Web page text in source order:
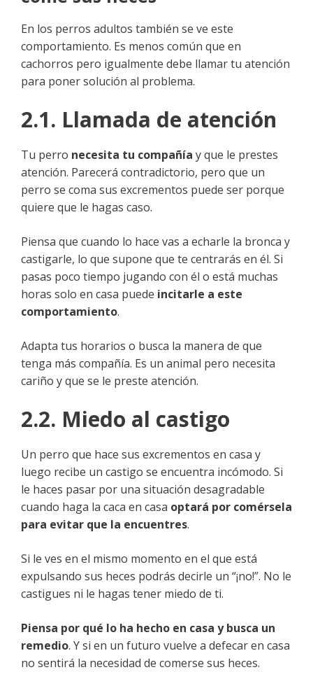
En los perros adultos también se ve este
comportamiento. Es menos común que en
cachorros pero igualmente debe llamar tu atención
para poner solución al problema.
2.1. Llamada de atención
Tu perro necesita tu compañía y que le prestes
atención. Parecerá contradictorio, pero que un
perro se coma sus excrementos puede ser porque
quiere que le hagas caso.
Piensa que cuando lo hace vas a echarle la bronca y
castigarle, lo que supone que te centrarás en él. Si
pasas poco tiempo jugando con él o está muchas
horas solo en casa puede incitarle a este
comportamiento.
Adapta tus horarios o busca la manera de que
tenga más compañía. Es un animal pero necesita
cariño y que se le preste atención.
2.2. Miedo al castigo
Un perro que hace sus excrementos en casa y
luego recibe un castigo se encuentra incómodo. Si
le haces pasar por una situación desagradable
cuando haga la caca en casa optará por comérsela
para evitar que la encuentres.
Si le ves en el mismo momento en el que está
expulsando sus heces podrás decirle un “¡no!”. No le
castigues ni le hagas tener miedo de ti.
Piensa por qué lo ha hecho en casa y busca un
remedio. Y si en un futuro vuelve a defecar en casa
no sentirá la necesidad de comerse sus heces.